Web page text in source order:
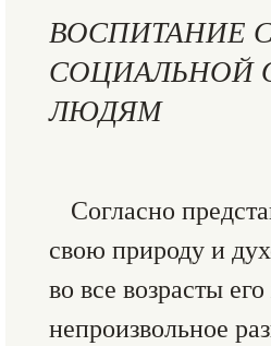
ВОСПИТАНИЕ
СОЦИАЛЬНОЙ
ЛЮДЯМ
Согласно
свою природу и
во все возрасты
непроизвольное